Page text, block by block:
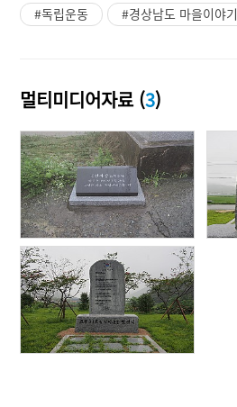
#독립운동 #경상남도 마을이야기
멀티미디어자료 (3)